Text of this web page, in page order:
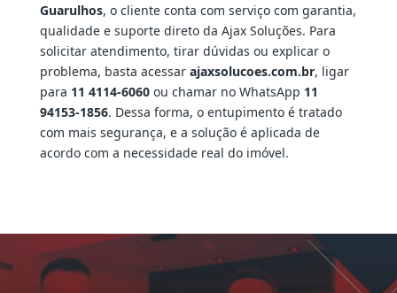
Guarulhos, o cliente conta com serviço com garantia,
qualidade e suporte direto da Ajax Soluções. Para
solicitar atendimento, tirar dúvidas ou explicar o
problema, basta acessar ajaxsolucoes.com.br, ligar
para 11 4114-6060ou chamar no WhatsApp 11
94153-1856. Dessa forma, o entupimento é tratado
com mais segurança, e a solução é aplicada de
acordo com a necessidade real do imóvel.